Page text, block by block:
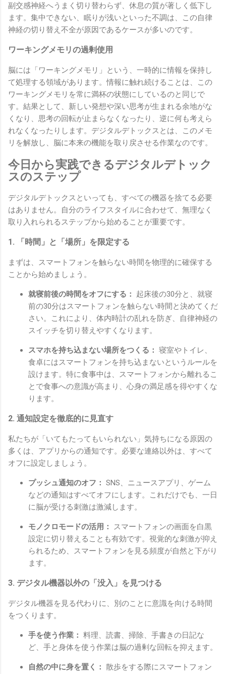
副交感神経へうまく切り替わらず、休息の質が著しく低下し
ます。集中できない、眠りが浅いといった不調は、この自律
神経の切り替え不全が原因であるケースが多いのです。
ワーキングメモリの過剰使用
脳には「ワーキングメモリ」という、一時的に情報を保持し
て処理する領域があります。情報に触れ続けることは、この
ワーキングメモリを常に満杯の状態にしているのと同じで
す。結果として、新しい発想や深い思考が生まれる余地がな
くなり、思考の回転が止まらなくなったり、逆に何も考えら
れなくなったりします。デジタルデトックスとは、このメモ
リを解放し、脳に本来の機能を取り戻させる作業なのです。
今日から実践できるデジタルデトック
スのステップ
デジタルデトックスといっても、すべての機器を捨てる必要
はありません。自分のライフスタイルに合わせて、無理なく
取り入れられるステップから始めることが重要です。
1. 「時間」と「場所」を限定する
まずは、スマートフォンを触らない時間を物理的に確保する
ことから始めましょう。
就寝前後の時間をオフにする：
起床後の30分と、就寝
前の30分はスマートフォンを触らない時間と決めてくだ
さい。これにより、体内時計の乱れを防ぎ、自律神経の
スイッチを切り替えやすくなります。
スマホを持ち込まない場所をつくる： 寝室やトイレ、
食卓にはスマートフォンを持ち込まないというルールを
設けます。特に食事中は、スマートフォンから離れるこ
とで食事への意識が高まり、心身の満足感を得やすくな
ります。
2. 通知設定を徹底的に見直す
私たちが「いてもたってもいられない」気持ちになる原因の
多くは、アプリからの通知です。必要な連絡以外は、すべて
オフに設定しましょう。
プッシュ通知のオフ： SNS、ニュースアプリ、ゲーム
などの通知はすべてオフにします。これだけでも、一日
に脳が受ける刺激は激減します。
モノクロモードの活用：
スマートフォンの画面を白黒
設定に切り替えることも有効です。視覚的な刺激が抑え
られるため、スマートフォンを見る頻度が自然と下がり
ます。
3. デジタル機器以外の「没入」を見つける
デジタル機器を見る代わりに、別のことに意識を向ける時間
をつくります。
手を使う作業： 料理、読書、掃除、手書きの日記な
ど、手と身体を使う作業は脳の過剰な回転を抑えます。
自然の中に身を置く： 散歩をする際にスマートフォン